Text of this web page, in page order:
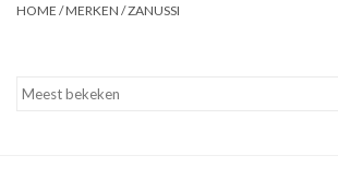
Onderdelen bakwanden
HOME /MERKEN /ZANUSSI